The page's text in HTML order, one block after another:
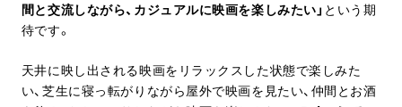
間と交流しながら、カジュアルに映画を楽しみたい」 という期
待です。
天井に映し出される映画をリラックスした状態で楽しみた
い、芝生に寝っ転がりながら屋外で映画を見たい、仲間とお酒